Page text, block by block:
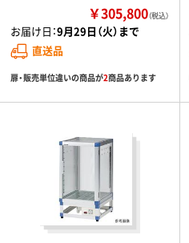
￥305,800（税込）
お届け日：9月29日（火）まで
直送品
扉・販売単位違いの商品が2商品あります